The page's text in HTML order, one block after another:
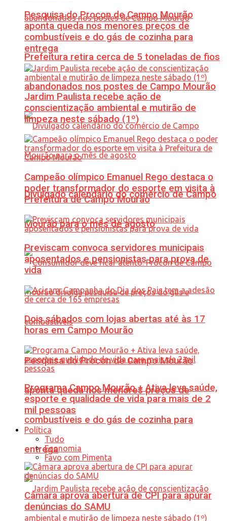
Prefeitura retira cerca de 5 toneladas de fios
abandonados nos postes de Campo Mourão
Divulgado calendário do comércio de Campo
Mourão para o mês de agosto
Pesquisa do Procon de Campo Mourão
aponta queda nos menores preços de
combustíveis e do gás de cozinha para
entrega
Pesquisa do Procon de Campo Mourão
aponta queda nos menores preços de
combustíveis e do gás de cozinha para
entrega
Jardim Paulista recebe ação de
conscientização ambiental e mutirão de
limpeza neste sábado (1º)
Campeão olímpico Emanuel Rego destaca o
poder transformador do esporte em visita à
Prefeitura de Campo Mourão
Previscam convoca servidores municipais
aposentados e pensionistas para prova de
vida
Dois sábados com lojas abertas até às 17
horas em Campo Mourão
Programa Campo Mourão + Ativa leva saúde,
esporte e qualidade de vida para mais de 2
mil pessoas
Política
Tudo
Economia
Favo com Pimenta
Câmara aprova abertura de CPI para apurar
denúncias do SAMU